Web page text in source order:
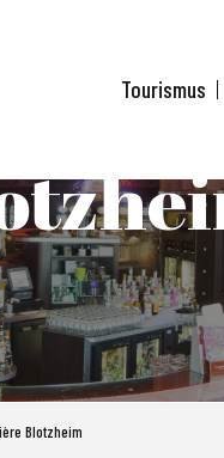
Tourismus
Blotzheim